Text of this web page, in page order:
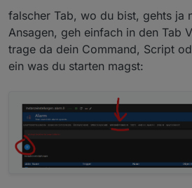
falscher Tab, wo du bist, gehts ja
Ansagen, geh einfach in den Tab
trage da dein Command, Script
ein was du starten magst: